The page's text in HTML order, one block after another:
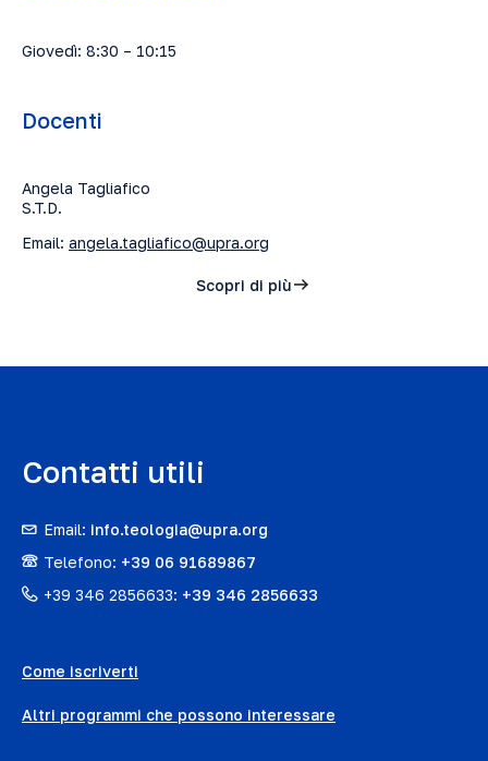
Giovedì: 8:30 – 10:15
Docenti
Angela Tagliafico
S.T.D.
Email: angela.tagliafico@upra.org
Scopri di più
Contatti utili
Email: info.teologia@upra.org
Telefono: +39 06 91689867
+39 346 2856633: +39 346 2856633
Come iscriverti
Altri programmi che possono interessare